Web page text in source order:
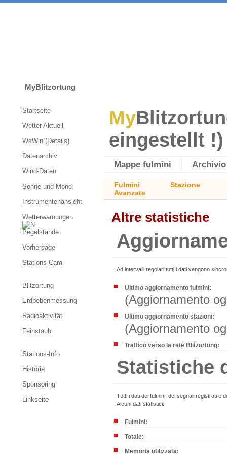
MyBlitzortung
My
eingestellt !)
Mappe fulmini Archivio
Fulmini
Stazione
Avanzate
Altre statistiche
Ad intervalli regolari tutti i dati vengono
Ultimo aggiornamento fulmini:
(Aggiornamento
Ultimo aggiornamento stazioni:
(Aggiornamento
Traffico verso la rete Blitzortung:
Statistiche
Tutti i dati dei fulmini, dei segnali registrati e
Alcuni dati statistici:
Fulmini:
Totale:
Memoria utilizzata:
Startseite
Wetter Aktuell
WsWin (Details)
Datenarchiv
Wind-Daten
Sonne und Mond
Instrumentenansicht
Wetterwarnungen
Pegelstände
Vorhersage
Stations-Cam
Blitzortung
Erdbebenmessung
Radioaktivität
Feinstaub
Stations-Info
Historie
Sponsoring
Linkseite